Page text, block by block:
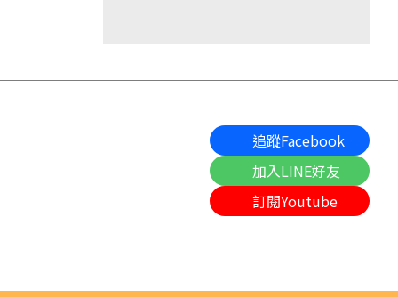
追蹤Facebook
加入LINE好友
訂閱Youtube